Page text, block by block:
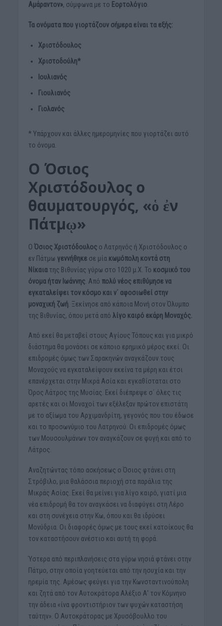
Αμάραντον», σύμφωνα με το Εορτολόγιο.
Τα ονόματα που γιορτάζουν σήμερα είναι τα εξής:
Χριστόδουλος
Χριστοδούλη*
Ιουλιανός
Γιουλιανός
Γιολανός
* Υπάρχουν και άλλες ημερομηνίες που γιορτάζει αυτό
το όνομα.
Ο Όσιος
Χριστόδουλος ο
θαυματουργός, «ὁ ἐν
Πάτμῳ»
Ο Όσιος Χριστόδουλοςο Λατρηνός ή Χριστόδουλος ο
εν Πάτμω γεννήθηκε σε μία κωμόπολη κοντά στη
Νίκαιατης Βιθυνίας γύρω στο 1020 μ.Χ. Το κοσμικό του
όνομα ήταν Ιωάννης. Από πολύ νέος επιθύμησε να
εγκαταλείψει τον κόσμο και ν΄ αφοσιωθεί στην
μοναχική ζωή. Ξεκίνησε από κάποια Μονή στον Όλυμπο
της Βιθυνίας, όπου μετά από λίγο καιρό εκάρη Μοναχός.
Από εκεί θα μεταβεί στους Αγίους Τόπους και για μικρό
διάστημα θα μονάσει σε κάποιο ερημικό μέρος εκεί. Οι
επιδρομές όμως των Σαρακηνών αναγκάζουν τους
Μοναχούς να εγκαταλείψουν εκείνα τα μέρη και έτσι
επανέρχεται στην Μικρά Ασία και εγκαθίσταται στο
Όρος Λάτρος της Μυσίας. Εκεί διέπρεψε σ΄ όλες τις
αρετές και οι Μοναχοί των εξέλεξαν πρώτον επιστάτη
με το αξίωμα του Αρχιμανδρίτη, γεγονός που του έδωσε
και το προσωνύμιο του Λατρηνού. Οι επιδρομές όμως
των Μουσουλμάνων τον αναγκάζουν σε φυγή και από το
Λάτρος.
Αναζητώντας τόπο ασκήσεως ο Όσιος φτάνει στη
Στρόβιλο, μια θαλάσσια περιοχή στα παράλια της
Μικράς Ασίας. Εκεί θα μείνει για λίγο καιρό, γιατί μια
νέα επιδρομή θα τον αναγκάσει να διαφύγει στη Λέρο
και στη συνέχεια στην Κω, όπου και θα ιδρύσει
Μονύδρια. Οι διαφορές όμως με τους εκεί κατοίκους θα
τον καταστήσουν ανέστιο και αυτή τη φορά.
Ύστερα από περιπλανήσεις στα γύρω νησιά φτάνει στην
Πάτμο, στην οποία γοητεύεται από την ησυχία και την
ηρεμία της. Αμέσως φεύγει για την Κωνσταντινούπολη
και ζητά από τον Αυτοκράτορα Αλέξιο Α’ τον Κόμνηνο
την άδεια «ίνα φροντιστήριον των ψυχών καταστήση
ταύτην». Ο Αυτοκράτορας με Χρυσόβουλλο του